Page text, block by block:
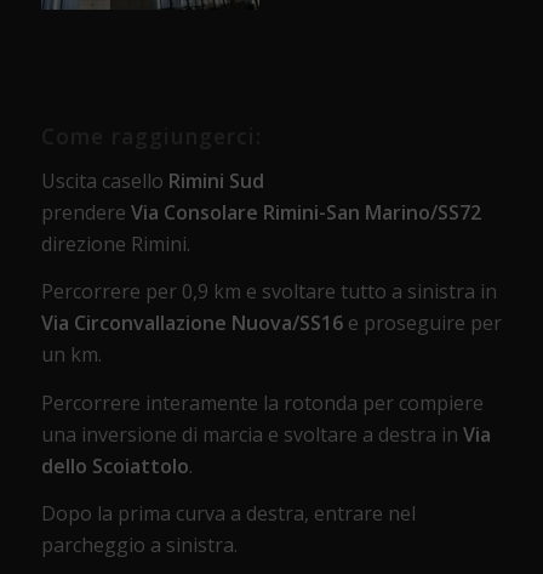
Uscita casello Rimini Sud
prendere Via Consolare Rimini-San Marino/SS72
direzione Rimini.
Percorrere per 0,9 km e svoltare tutto a sinistra in
Via Circonvallazione Nuova/SS16e proseguire per
un km.
Percorrere interamente la rotonda per compiere
una inversione di marcia e svoltare a destra in Via
dello Scoiattolo.
Dopo la prima curva a destra, entrare nel
parcheggio a sinistra.